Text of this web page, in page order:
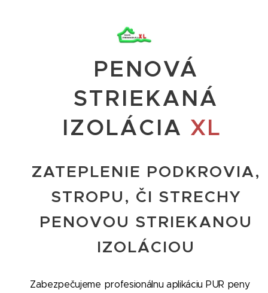
PENOVÁ
STRIEKANÁ
IZOLÁCIA XL
ZATEPLENIE PODKROVIA,
STROPU, ČI STRECHY
PENOVOU STRIEKANOU
IZOLÁCIOU
Zabezpečujeme profesionálnu aplikáciu PUR peny